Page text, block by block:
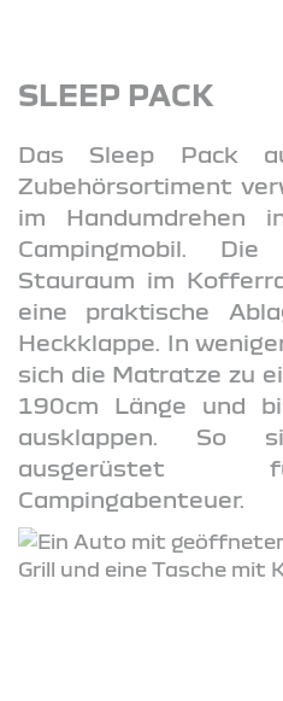
SLEEP PACK
Das Sleep Pack
Zubehörsortiment
im Handumdrehen
Campingmobil.
Stauraum im
eine praktische
Heckklappe. In
sich die Matratze zu
190cm Länge und
ausklappen. So
ausgerüstet
Campingabenteuer.